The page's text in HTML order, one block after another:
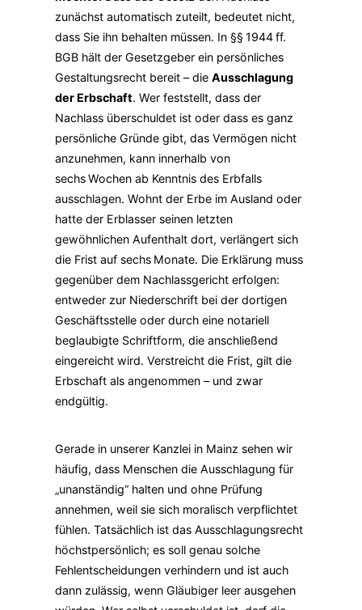
zunächst automatisch zuteilt, bedeutet nicht,
dass Sie ihn behalten müssen. In §§ 1944 ff.
BGB hält der Gesetzgeber ein persönliches
Gestaltungsrecht bereit – die Ausschlagung
der Erbschaft. Wer feststellt, dass der
Nachlass überschuldet ist oder dass es ganz
persönliche Gründe gibt, das Vermögen nicht
anzunehmen, kann innerhalb von
sechs Wochen ab Kenntnis des Erbfalls
ausschlagen. Wohnt der Erbe im Ausland oder
hatte der Erblasser seinen letzten
gewöhnlichen Aufenthalt dort, verlängert sich
die Frist auf sechs Monate. Die Erklärung muss
gegenüber dem Nachlassgericht erfolgen:
entweder zur Niederschrift bei der dortigen
Geschäftsstelle oder durch eine notariell
beglaubigte Schriftform, die anschließend
eingereicht wird. Verstreicht die Frist, gilt die
Erbschaft als angenommen – und zwar
endgültig.
Gerade in unserer Kanzlei in Mainz sehen wir
häufig, dass Menschen die Ausschlagung für
„unanständig“ halten und ohne Prüfung
annehmen, weil sie sich moralisch verpflichtet
fühlen. Tatsächlich ist das Ausschlagungsrecht
höchstpersönlich; es soll genau solche
Fehlentscheidungen verhindern und ist auch
dann zulässig, wenn Gläubiger leer ausgehen